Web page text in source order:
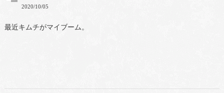
2020/10/05
最近キムチがマイブーム。